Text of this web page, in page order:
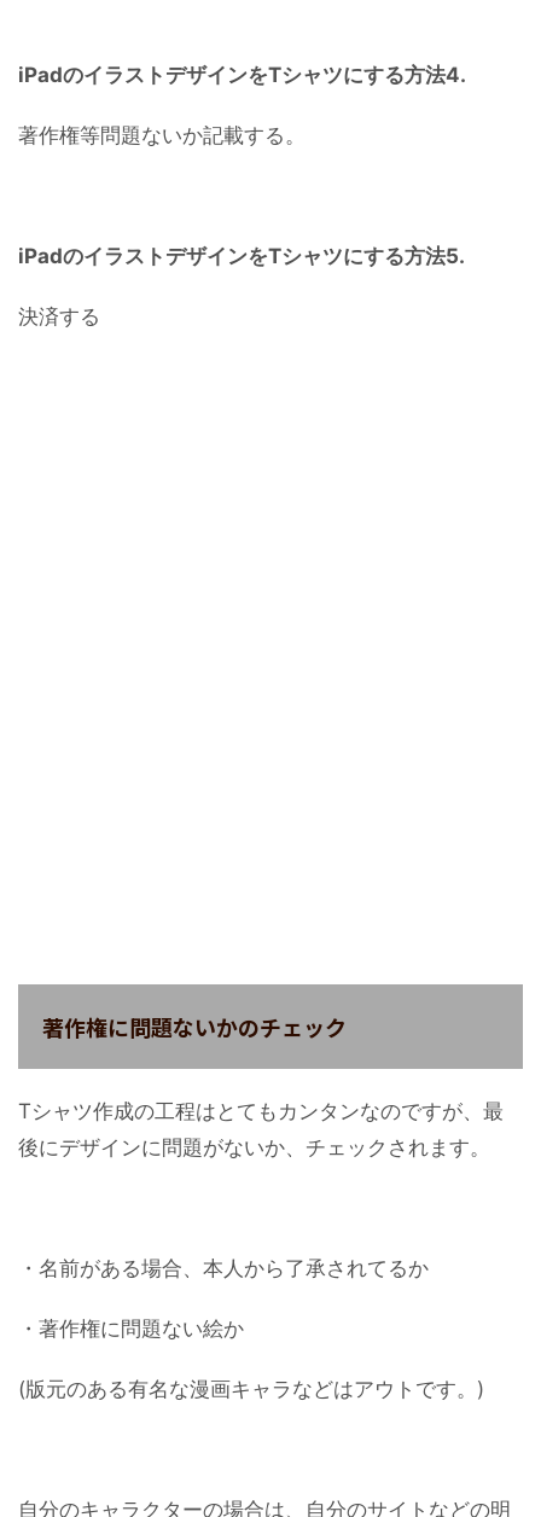
iPadのイラストデザインをTシャツにする方法4.
著作権等問題ないか記載する。
iPadのイラストデザインをTシャツにする方法5.
決済する
著作権に問題ないかのチェック
Tシャツ作成の工程はとてもカンタンなのですが、最
後にデザインに問題がないか、チェックされます。
・名前がある場合、本人から了承されてるか
・著作権に問題ない絵か
(版元のある有名な漫画キャラなどはアウトです。)
自分のキャラクターの場合は、自分のサイトなどの明